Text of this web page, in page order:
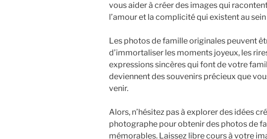
vous aider à créer des images qui
l’amour et la complicité qui existent au
Les photos de famille originales peuvent
d’immortaliser les moments joyeux, les
expressions sincères qui font de votre
deviennent des souvenirs précieux que
venir.
Alors, n’hésitez pas à explorer des idées
photographe pour obtenir des photos de
mémorables. Laissez libre cours à votre